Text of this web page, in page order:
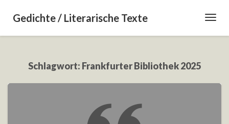
Gedichte / Literarische Texte
Schlagwort: Frankfurter Bibliothek 2025